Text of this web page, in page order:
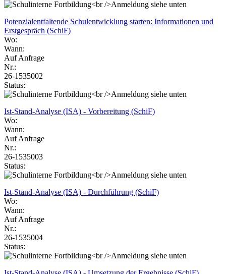
Potenzialentfaltende Schulentwicklung starten: Informationen und
Erstgespräch (SchiF)
Wo:
Wann:
Auf Anfrage
Nr.:
26-1535002
Status:
Ist-Stand-Analyse (ISA) - Vorbereitung (SchiF)
Wo:
Wann:
Auf Anfrage
Nr.:
26-1535003
Status:
Ist-Stand-Analyse (ISA) - Durchführung (SchiF)
Wo:
Wann:
Auf Anfrage
Nr.:
26-1535004
Status: